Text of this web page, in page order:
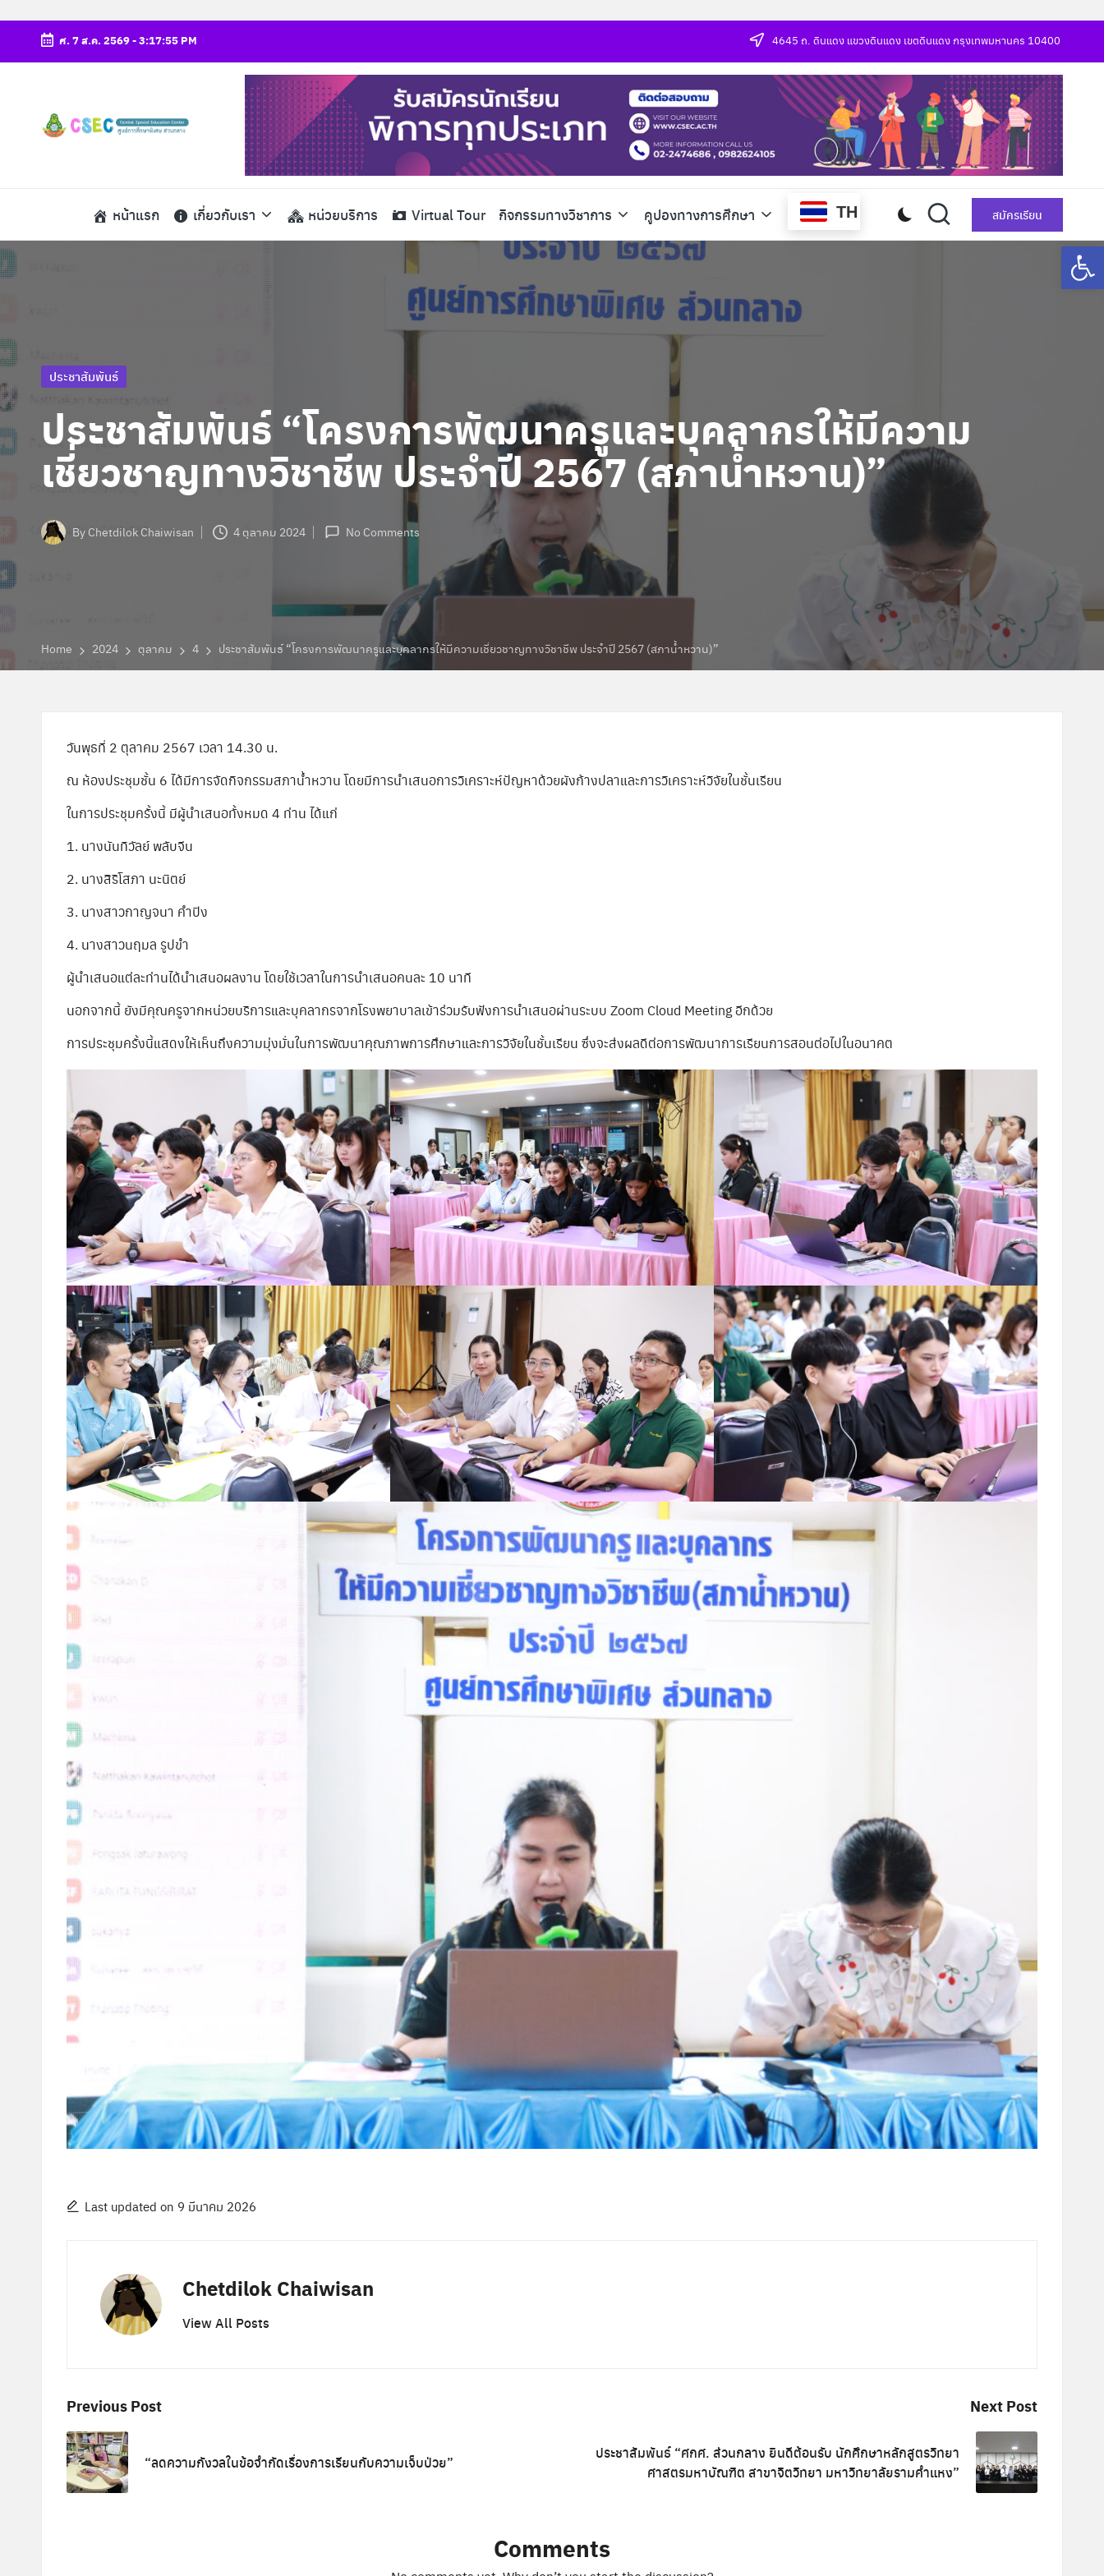
Skip
ศ. 7 ส.ค. 2569-3:17:56 PM 4645 ถ. ดินแดง แขวงดินแดง เขตดินแดง กรุงเทพมหานคร 10400
ศู
ก
ก
ษ
า
พิ
เ
ส่
ว
csec
หน้าแรก เกี่ยวกับเรา หน่วยบริการ Virtual Tour กิจกรรมทางวิชาการ คูปองทางการศึกษา TH สมัครเรียน
Posted
in
ประชาสัมพันธ์
ประชาสัมพันธ์ “โครงการพัฒนาครูและบุคลากรให้มีความ
เชี่ยวชาญทางวิชาชีพ ประจำปี 2567 (สภาน้ำหวาน)”
Posted
ByChetdilok Chaiwisan 4 ตุลาคม 2024 No Comments
Home 2024 ตุลาคม 4 ประชาสัมพันธ์ “โครงการพัฒนาครูและบุคลากรให้มีความเชี่ยวชาญทางวิชาชีพ ประจำปี 2567 (สภาน้ำหวาน)”
วันพุธที่ 2 ตุลาคม 2567 เวลา 14.30 น.
ณ ห้องประชุมชั้น 6 ได้มีการจัดกิจกรรมสภาน้ำหวาน โดยมีการนำเสนอการวิเคราะห์ปัญหาด้วยผังก้างปลาและการวิเคราะห์วิจัยในชั้นเรียน
ในการประชุมครั้งนี้ มีผู้นำเสนอทั้งหมด 4 ท่าน ได้แก่
1. นางนันทิวัลย์ พลับจีน
2. นางสิริโสภา นะนิตย์
3. นางสาวกาญจนา คำปิง
4. นางสาวนฤมล รูปขำ
ผู้นำเสนอแต่ละท่านได้นำเสนอผลงาน โดยใช้เวลาในการนำเสนอคนละ 10 นาที
นอกจากนี้ ยังมีคุณครูจากหน่วยบริการและบุคลากรจากโรงพยาบาลเข้าร่วมรับฟังการนำเสนอผ่านระบบ Zoom Cloud Meeting อีกด้วย
การประชุมครั้งนี้แสดงให้เห็นถึงความมุ่งมั่นในการพัฒนาคุณภาพการศึกษาและการวิจัยในชั้นเรียน ซึ่งจะส่งผลดีต่อการพัฒนาการเรียนการสอนต่อไปในอนาคต
Last updated on 9 มีนาคม 2026
Chetdilok Chaiwisan
View All Posts
Post
navigation
Previous Post
“ลดความกังวลในข้อจำกัดเรื่องการเรียนกับความเจ็บป่วย”
Next Post
ประชาสัมพันธ์ “ศกศ. ส่วนกลาง ยินดีต้อนรับ นักศึกษาหลักสูตรวิทยา
ศาสตรมหาบัณฑิต สาขาจิตวิทยา มหาวิทยาลัยรามคำแหง”
Comments